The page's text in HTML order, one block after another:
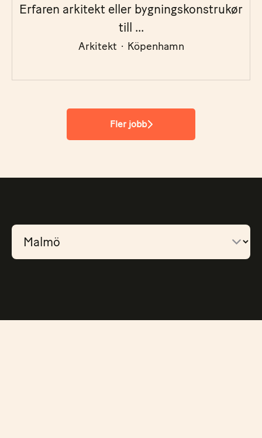
Erfaren arkitekt eller bygningskonstrukør
till ...
Arkitekt · Köpenhamn
Fler jobb